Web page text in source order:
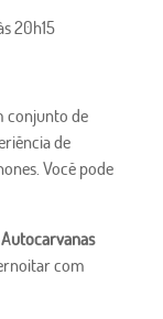
20h15
conjunto de
de
Você pode
com